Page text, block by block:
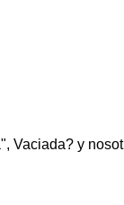
Vaciada? y